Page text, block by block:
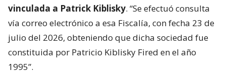
vinculada a Patrick Kiblisky. “Se efectuó consulta
vía correo electrónico a esa Fiscalía, con fecha 23 de
julio del 2026, obteniendo que dicha sociedad fue
constituida por Patricio Kiblisky Fired en el año
1995”.